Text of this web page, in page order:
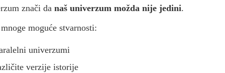
znači da naš univerzum možda nije jedini.
moguće stvarnosti:
univerzumi
verzije istorije